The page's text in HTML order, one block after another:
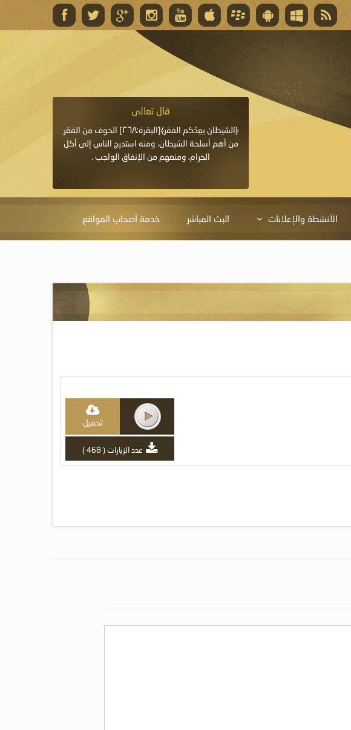
قال تعالى
وهي مفتاح باب العطايا التي
قال تعالى
﴿الشيطان يعِدُكم الفقر﴾[البقرة:٢٦٨] الخوف من الفقر
من أهم أسلحة الشيطان، ومنه استدرج الناس إلى أكل
الحرام، ومنعهم من الإنفاق الواجب .
الأنشطة والإعلانات البث المباشر خدمة أصحاب المواقع
تحميل
عدد الزيارات ( 468 )